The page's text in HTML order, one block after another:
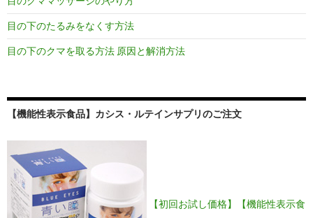
目の下のたるみをなくす方法
目の下のクマを取る方法 原因と解消方法
【機能性表示食品】カシス・ルテインサプリのご注文
【初回お試し価格】【機能性表示食